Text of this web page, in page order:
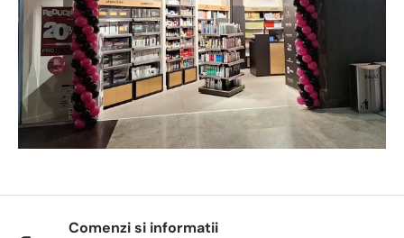
Comenzi si informatii